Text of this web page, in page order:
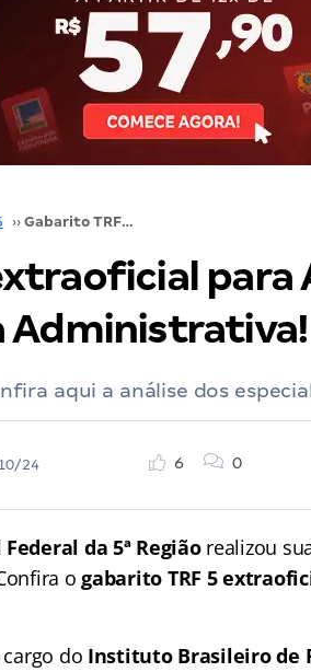
›› Gabarito TRF 5 extraoficial para Analista Judiciário – Área Administrativa!
para
Administrativa!
aqui a análise dos
24
6 0
da 5ª Regiãorealizou
ogabarito TRF 5
do Instituto Brasileiro de